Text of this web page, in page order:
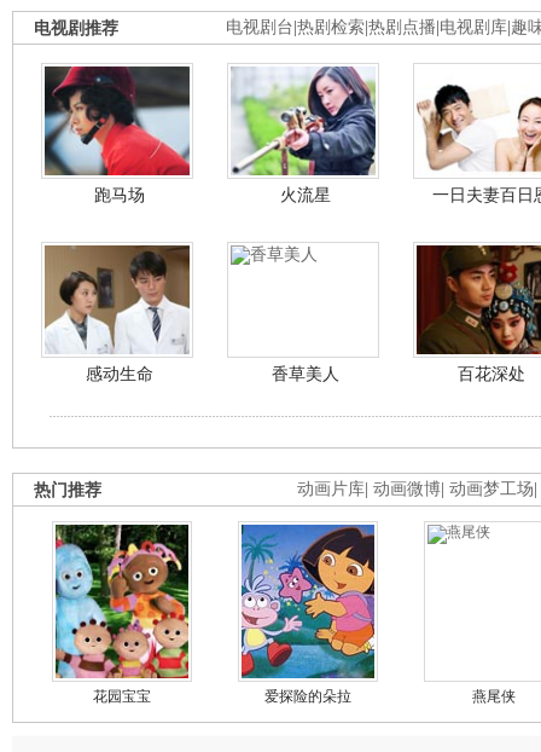
电视剧台 热剧检索 热剧点播 电视剧库 趣
电视剧推荐
跑马场 火流星 一日夫妻百日
感动生命 香草美人 百花深处
动画片库 动画微博 动画梦工场
热门推荐
花园宝宝 爱探险的朵拉 燕尾侠